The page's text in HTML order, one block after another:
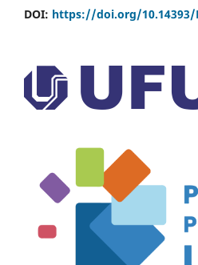
DOI: https://doi.org/10.14393/